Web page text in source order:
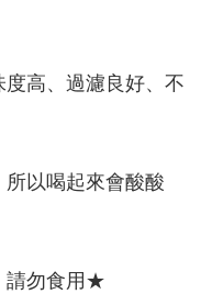
高、過濾良好、不
以喝起來會酸酸
請勿食用★